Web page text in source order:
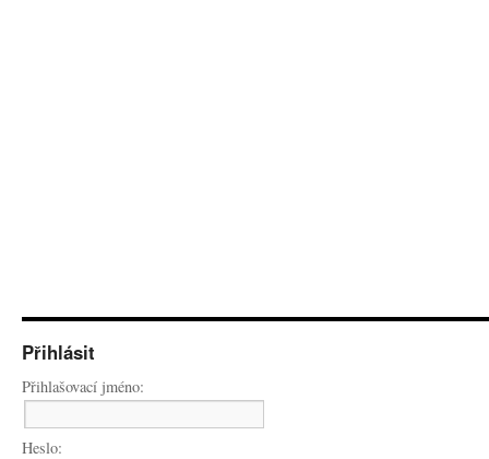
Přihlásit
Přihlašovací jméno:
Heslo: